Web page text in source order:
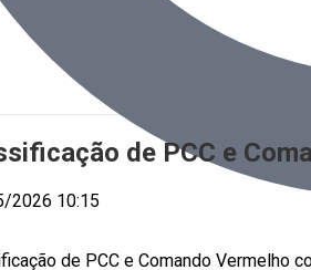
de PCC e
2026 10:15